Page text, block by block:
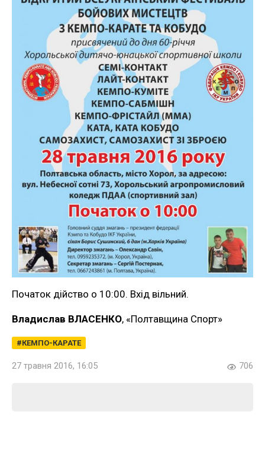
Початок дійство о 10:00. Вхід вільний.
Владислав ВЛАСЕНКО, «Полтавщина Спорт»
КЕМПО-КАРАТЕ
27 травня 2016, 16:05 706